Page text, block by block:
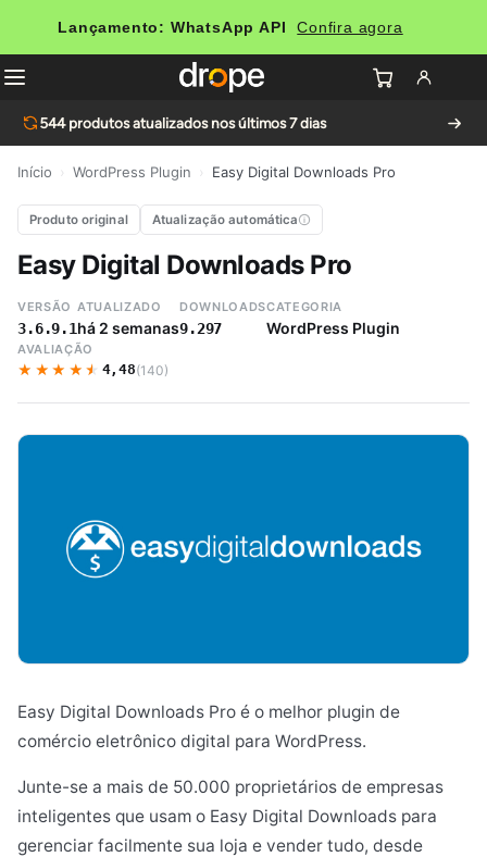
Lançamento: WhatsApp API Confira agora
544produtos atualizados nos últimos 7 dias
Início WordPress Plugin Easy Digital Downloads Pro
Produto original Atualização automática
Easy Digital Downloads Pro
VERSÃO
3.6.9.1
ATUALIZADO
há 2 semanas
DOWNLOADS
9.297
CATEGORIA
WordPress Plugin
AVALIAÇÃO
★★★★★
★★★★★ 4,48(140)
Easy Digital Downloads Pro é o melhor plugin de
comércio eletrônico digital para WordPress.
Junte-se a mais de 50.000 proprietários de empresas
inteligentes que usam o Easy Digital Downloads para
gerenciar facilmente sua loja e vender tudo, desde